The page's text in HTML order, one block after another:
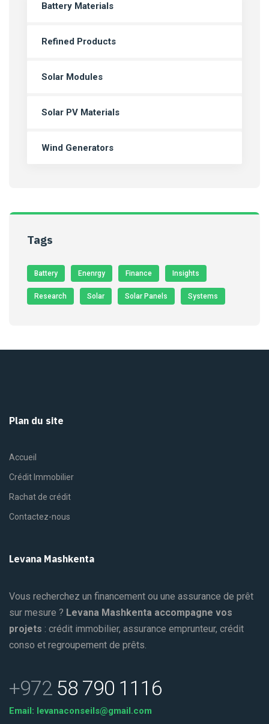
Battery Materials
Refined Products
Solar Modules
Solar PV Materials
Wind Generators
Tags
Battery Enenrgy Finance Insights
Research Solar Solar Panels Systems
Plan du site
Accueil
Crédit Immobilier
Rachat de crédit
Contactez-nous
Levana Mashkenta
Vous recherchez un financement ou une assurance de prêt
sur mesure ? Levana Mashkenta accompagne vos
projets : crédit immobilier, assurance emprunteur, crédit
conso et regroupement de prêts.
+972 58 790 1116
Email: levanaconseils@gmail.com